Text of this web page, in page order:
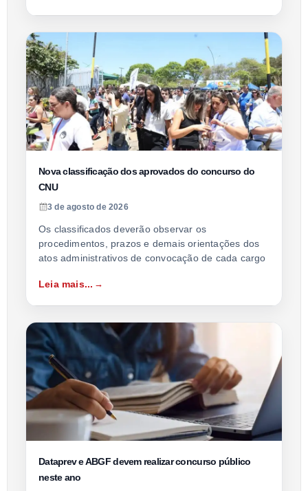
Nova classificação dos aprovados do concurso do
CNU
3 de agosto de 2026
Os classificados deverão observar os
procedimentos, prazos e demais orientações dos
atos administrativos de convocação de cada cargo
Leia mais...
Dataprev e ABGF devem realizar concurso público
neste ano